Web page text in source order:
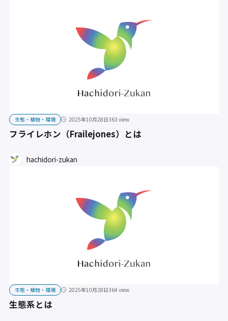
生態・植物・環境 2025年10月28日363 view
フライレホン（Frailejones）とは
hachidori-zukan
生態・植物・環境 2025年10月28日364 view
生態系とは